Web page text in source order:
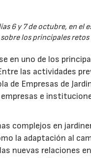
6 y 7 de octubre, en
los principales
en uno de los
las actividades
de Empresas de
e
complejos en
la adaptación al
nuevas relaciones